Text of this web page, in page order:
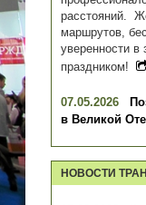
расстояний.
маршрутов,
уверенности
праздником!
07.05.2026
в Великой
НОВОСТИ